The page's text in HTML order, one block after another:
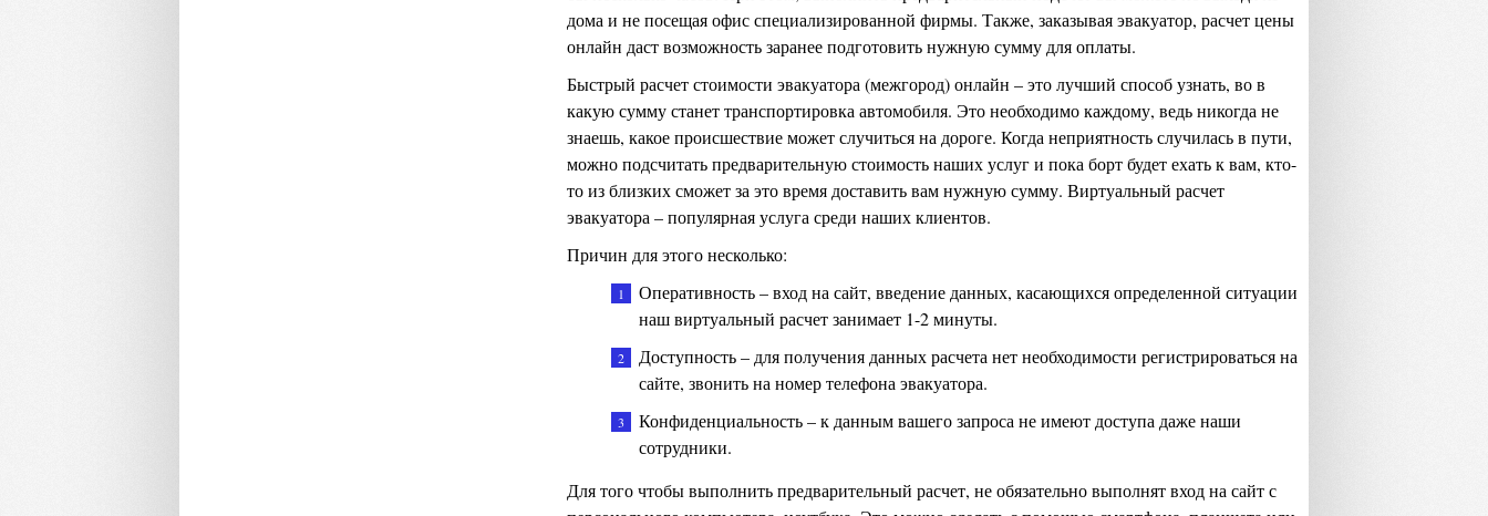
дома и не посещая офис специализированной фирмы. Также, заказывая эвакуатор, расчет цены
онлайн даст возможность заранее подготовить нужную сумму для оплаты.
Быстрый расчет стоимости эвакуатора (межгород) онлайн – это лучший способ узнать, во в
какую сумму станет транспортировка автомобиля. Это необходимо каждому, ведь никогда не
знаешь, какое происшествие может случиться на дороге. Когда неприятность случилась в пути,
можно подсчитать предварительную стоимость наших услуг и пока борт будет ехать к вам, кто-
то из близких сможет за это время доставить вам нужную сумму. Виртуальный расчет
эвакуатора – популярная услуга среди наших клиентов.
Причин для этого несколько:
Оперативность – вход на сайт, введение данных, касающихся определенной ситуации
наш виртуальный расчет занимает 1-2 минуты.
Доступность – для получения данных расчета нет необходимости регистрироваться на
сайте, звонить на номер телефона эвакуатора.
Конфиденциальность – к данным вашего запроса не имеют доступа даже наши
сотрудники.
Для того чтобы выполнить предварительный расчет, не обязательно выполнят вход на сайт с